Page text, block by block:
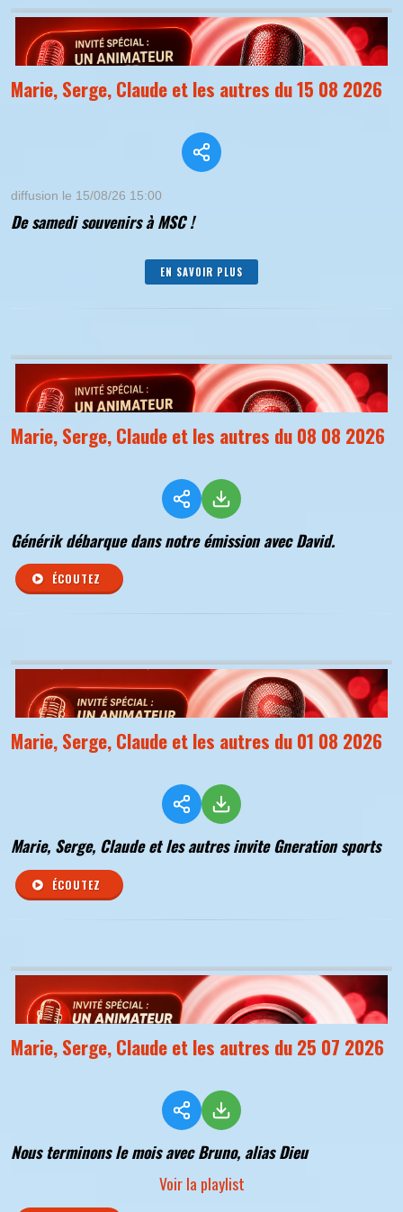
Marie, Serge, Claude et les autres du 15 08 2026
diffusion le 15/08/26 15:00
De samedi souvenirs à MSC !
EN SAVOIR PLUS
Marie, Serge, Claude et les autres du 08 08 2026
Générik débarque dans notre émission avec David.
ÉCOUTEZ
Marie, Serge, Claude et les autres du 01 08 2026
Marie, Serge, Claude et les autres invite Gneration sports
ÉCOUTEZ
Marie, Serge, Claude et les autres du 25 07 2026
Nous terminons le mois avec Bruno, alias Dieu
Voir la playlist